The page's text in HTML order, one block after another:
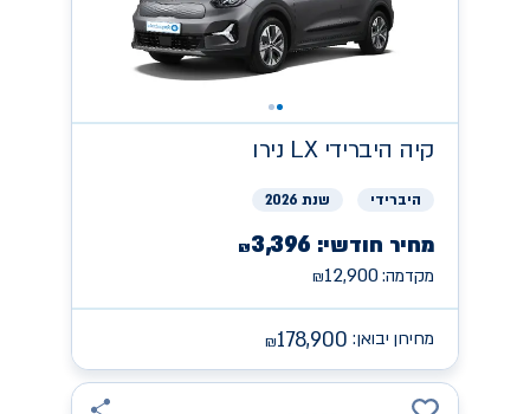
קיה היברידי LX נירו
היברידי שנת 2026
מחיר חודשי: ₪3,396
מקדמה: ₪12,900
מחירון יבואן: ₪178,900